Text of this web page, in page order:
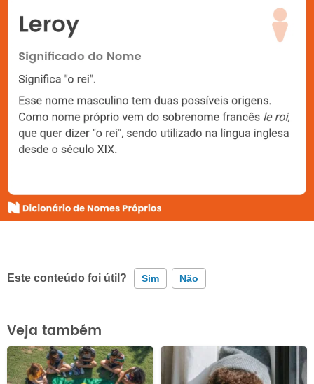
Este conteúdo foi útil? Sim Não
Este conteúdo contém informação incorreta
Este conteúdo não tem a informação que procuro
Outro
Veja também